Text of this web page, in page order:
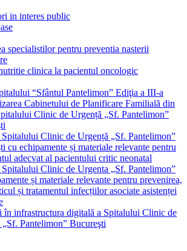
in interes public
specialistilor pentru preventia nasterii
clinica la pacientul oncologic
“Sfântul Pantelimon” Ediţia a III-a
Cabinetului de Planificare Familială din
Clinic de Urgență „Sf. Pantelimon”
Spitalului Clinic de Urgență „Sf. Pantelimon”
cu echipamente și materiale relevante pentru
adecvat al pacientului critic neonatal
Spitalului Clinic de Urgenta „Sf. Pantelimon”
și materiale relevante pentru prevenirea,
și tratamentul infecțiilor asociate asistenței
în infrastructura digitală a Spitalului Clinic de
Pantelimon” Bucureşti